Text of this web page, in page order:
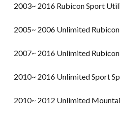
2003~ 2016 Rubicon Sport
2005~ 2006 Unlimited
2007~ 2016 Unlimited
2010~ 2016 Unlimited Sport
2010~ 2012 Unlimited